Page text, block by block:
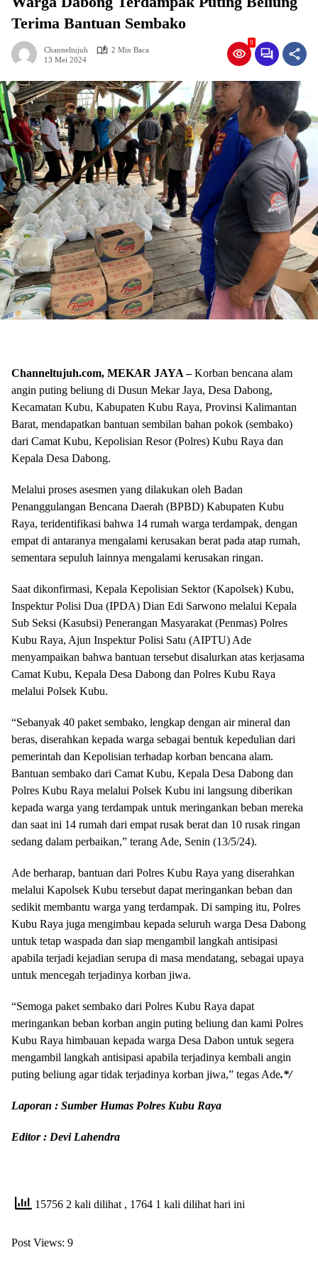
Terima Bantuan Sembako
Channeltujuh
2 Min Baca
13 Mei 2024
9
Channeltujuh.com, MEKAR JAYA –Korban bencana alam
angin puting beliung di Dusun Mekar Jaya, Desa Dabong,
Kecamatan Kubu, Kabupaten Kubu Raya, Provinsi Kalimantan
Barat, mendapatkan bantuan sembilan bahan pokok (sembako)
dari Camat Kubu, Kepolisian Resor (Polres) Kubu Raya dan
Kepala Desa Dabong.
Melalui proses asesmen yang dilakukan oleh Badan
Penanggulangan Bencana Daerah (BPBD) Kabupaten Kubu
Raya, teridentifikasi bahwa 14 rumah warga terdampak, dengan
empat di antaranya mengalami kerusakan berat pada atap rumah,
sementara sepuluh lainnya mengalami kerusakan ringan.
Saat dikonfirmasi, Kepala Kepolisian Sektor (Kapolsek) Kubu,
Inspektur Polisi Dua (IPDA) Dian Edi Sarwono melalui Kepala
Sub Seksi (Kasubsi) Penerangan Masyarakat (Penmas) Polres
Kubu Raya, Ajun Inspektur Polisi Satu (AIPTU) Ade
menyampaikan bahwa bantuan tersebut disalurkan atas kerjasama
Camat Kubu, Kepala Desa Dabong dan Polres Kubu Raya
melalui Polsek Kubu.
“Sebanyak 40 paket sembako, lengkap dengan air mineral dan
beras, diserahkan kepada warga sebagai bentuk kepedulian dari
pemerintah dan Kepolisian terhadap korban bencana alam.
Bantuan sembako dari Camat Kubu, Kepala Desa Dabong dan
Polres Kubu Raya melalui Polsek Kubu ini langsung diberikan
kepada warga yang terdampak untuk meringankan beban mereka
dan saat ini 14 rumah dari empat rusak berat dan 10 rusak ringan
sedang dalam perbaikan,” terang Ade, Senin (13/5/24).
Ade berharap, bantuan dari Polres Kubu Raya yang diserahkan
melalui Kapolsek Kubu tersebut dapat meringankan beban dan
sedikit membantu warga yang terdampak. Di samping itu, Polres
Kubu Raya juga mengimbau kepada seluruh warga Desa Dabong
untuk tetap waspada dan siap mengambil langkah antisipasi
apabila terjadi kejadian serupa di masa mendatang, sebagai upaya
untuk mencegah terjadinya korban jiwa.
“Semoga paket sembako dari Polres Kubu Raya dapat
meringankan beban korban angin puting beliung dan kami Polres
Kubu Raya himbauan kepada warga Desa Dabon untuk segera
mengambil langkah antisipasi apabila terjadinya kembali angin
puting beliung agar tidak terjadinya korban jiwa,” tegas Ade.*/
Laporan : Sumber Humas Polres Kubu Raya
Editor : Devi Lahendra
15756 2 kali dilihat , 1764 1 kali dilihat hari ini
Post Views: 9